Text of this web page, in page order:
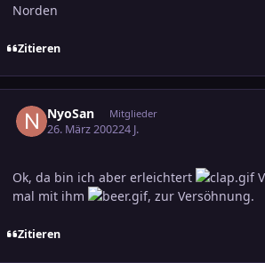
Norden
Zitieren
NyoSan Mitglieder
26. März 200224 J.
Ok, da bin ich aber erleichtert
mal mit ihm
, zur Versöhnung.
Zitieren